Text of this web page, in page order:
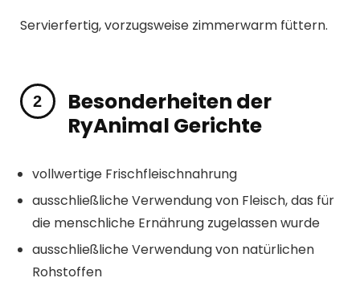
Servierfertig, vorzugsweise zimmerwarm füttern.
Besonderheiten der
RyAnimal Gerichte
vollwertige Frischfleischnahrung
ausschließliche Verwendung von Fleisch, das für
die menschliche Ernährung zugelassen wurde
ausschließliche Verwendung von natürlichen
Rohstoffen